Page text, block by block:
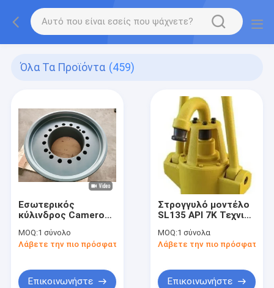
Όλα Τα Προϊόντα (459)
Εσωτερικός
κύλινδρος Cameron
εκρήξεως 18-3/4" 5M
τύπου "DL" BOP
MOQ:1 σύνολο
Λάβετε την πιο πρόσφατη τιμή
Επικοινωνήστε
Στρογγυλό μοντέλο
SL135 API 7K Τεχνική
σφυρηλάτησης
MOQ:1 σύνολα
Λάβετε την πιο πρόσφατη
Επικοινωνήστε